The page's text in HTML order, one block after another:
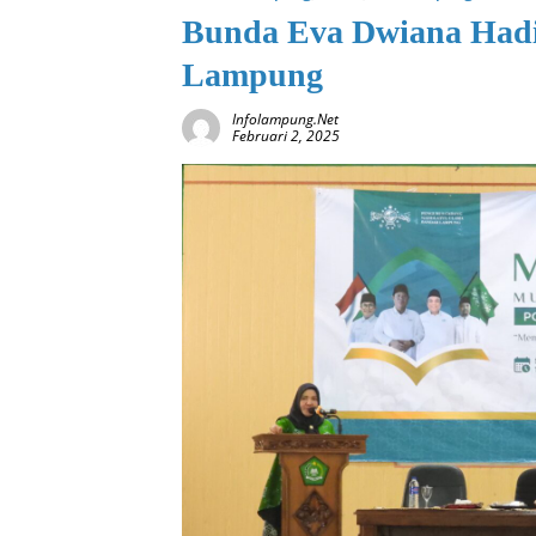
Bunda Eva Dwiana
Lampung
Infolampung.net
Februari 2, 2025